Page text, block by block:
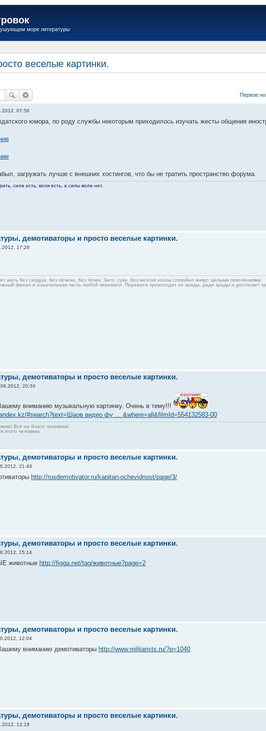
море литературы
веселые картинки.
Первое
07:56
юмора, по роду службы некоторым приходилось изучать жесты общения
загружать лучше с внешних хостингов, что бы не тратить пространство форума.
сила есть, воля есть, а силы воли нет.
демотиваторы и просто веселые картинки.
17:28
жить без сердца, без печени, без почек. Зато, сука, без мозгов хохлы спокойно живут целыми поколениями.
финал и изначальная часть любой перемоги. Перемога происходит из зрады, ради зрады и достигает
демотиваторы и просто веселые картинки.
20:34
вниманию музыкальную картинку. Очень в тему!!!
#search?text=Шаов видео фу ... &where=all&filmId=554132583-00
Все на благо человека!
человека.
демотиваторы и просто веселые картинки.
21:49
http://rusdemotivator.ru/kapitan-ochevidnost/page/3/
демотиваторы и просто веселые картинки.
15:14
животные http://figga.net/tag/животные?page=2
демотиваторы и просто веселые картинки.
12:04
вниманию демотиваторы http://www.militarists.ru/?p=1040
демотиваторы и просто веселые картинки.
12:18